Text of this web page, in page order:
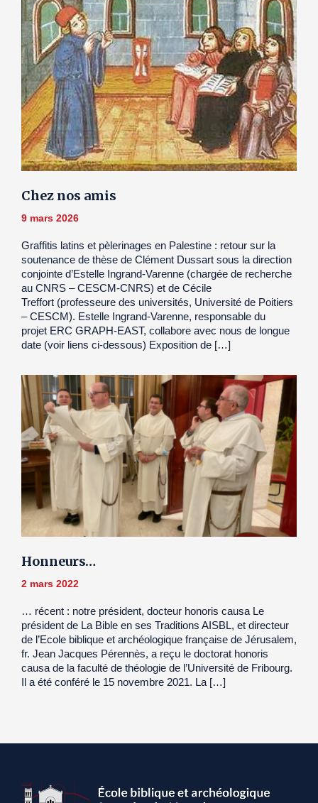
Chez nos amis
9 mars 2026
Graffitis latins et pèlerinages en Palestine : retour sur la
soutenance de thèse de Clément Dussart sous la direction
conjointe d’Estelle Ingrand-Varenne (chargée de recherche
au CNRS – CESCM-CNRS) et de Cécile
Treffort (professeure des universités, Université de Poitiers
– CESCM). Estelle Ingrand-Varenne, responsable du
projet ERC GRAPH-EAST, collabore avec nous de longue
date (voir liens ci-dessous) Exposition de […]
Honneurs…
2 mars 2022
… récent : notre président, docteur honoris causa Le
président de La Bible en ses Traditions AISBL, et directeur
de l’Ecole biblique et archéologique française de Jérusalem,
fr. Jean Jacques Pérennès, a reçu le doctorat honoris
causa de la faculté de théologie de l’Université de Fribourg.
Il a été conféré le 15 novembre 2021. La […]